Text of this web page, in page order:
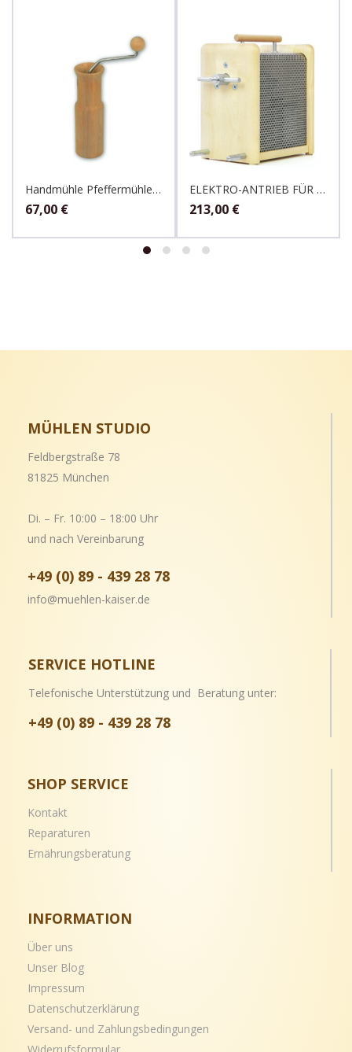
Handmühle Pfeffermühle mit Steinmahlwerk, Kornkraft
67,00 €
ELEKTRO-ANTRIEB FÜR HANDMÜHLE, KOMO
213,00 €
MÜHLEN STUDIO
Feldbergstraße 78
81825 München
Di. – Fr. 10:00 – 18:00 Uhr
und nach Vereinbarung
+49 (0) 89 - 439 28 78
info@muehlen-kaiser.de
SERVICE HOTLINE
Telefonische Unterstützung und Beratung unter:
+49 (0) 89 - 439 28 78
SHOP SERVICE
Kontakt
Reparaturen
Ernährungsberatung
INFORMATION
Über uns
Unser Blog
Impressum
Datenschutzerklärung
Versand- und Zahlungsbedingungen
Widerrufsformular